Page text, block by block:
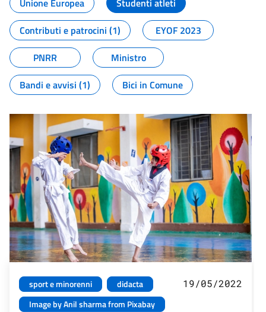
Unione Europea
Studenti atleti
Contributi e patrocini (1)
EYOF 2023
PNRR
Ministro
Bandi e avvisi (1)
Bici in Comune
sport e minorenni
didacta
Image by Anil sharma from Pixabay
19/05/2022